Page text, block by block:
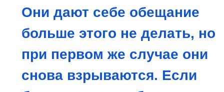
Они дают себе обещание
больше этого не делать, но
при первом же случае они
снова взрываются. Если